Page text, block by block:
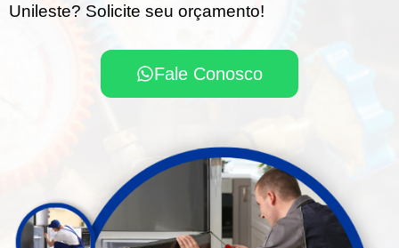
Unileste? Solicite seu orçamento!
Fale Conosco